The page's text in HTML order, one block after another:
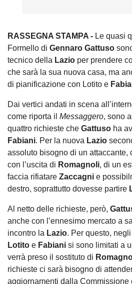
RASSEGNA STAMPA - Le quasi
Formello di Gennaro Gattuso
tecnico della Lazio per prendere
che sarà la sua nuova casa, ma
di pianificazione con Lotito e
Dai vertici andati in scena
come riporta il Messaggero, sono
quattro richieste che Gattuso ha
Fabiani. Per la nuova Lazio
assoluto bisogno di un attaccante,
con l’uscita di Romagnoli, di un
faccia rifiatare Zaccagni e
destro, soprattutto dovesse partire
Al netto delle richieste, però,
anche con l’ennesimo mercato a
incontro la Lazio. Per questo,
Lotito e Fabiani si sono limitati a
verrà preso il sostituto di
richieste ci sarà bisogno di
aggiornamenti dalla Commissione